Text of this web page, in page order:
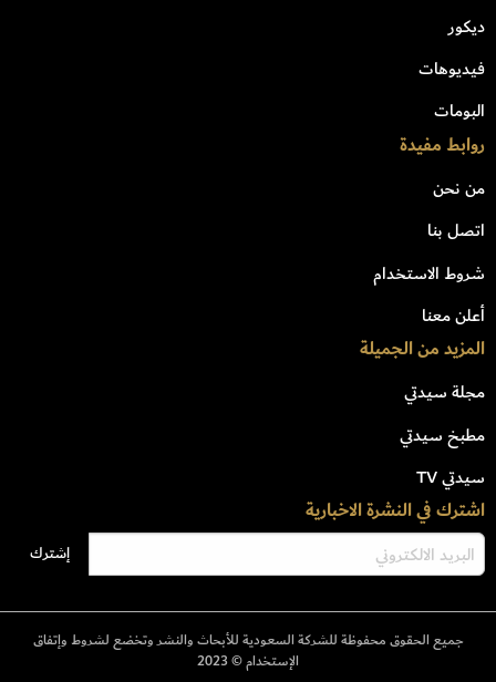
ديكور
فيديوهات
البومات
روابط مفيدة
من نحن
اتصل بنا
شروط الاستخدام
أعلن معنا
المزيد من الجميلة
مجلة سيدتي
مطبخ سيدتي
سيدتي TV
اشترك في النشرة الاخبارية
جميع الحقوق محفوظة للشركة السعودية للأبحاث والنشر وتخضع لشروط وإتفاق
الإستخدام © 2023